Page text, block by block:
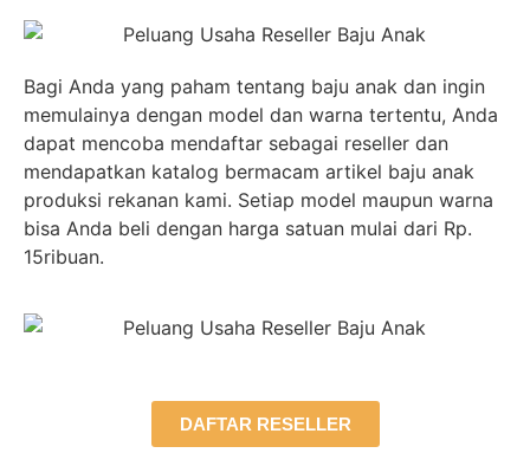
Bagi Anda yang paham tentang baju anak dan ingin
memulainya dengan model dan warna tertentu, Anda
dapat mencoba mendaftar sebagai reseller dan
mendapatkan katalog bermacam artikel baju anak
produksi rekanan kami. Setiap model maupun warna
bisa Anda beli dengan harga satuan mulai dari Rp.
15ribuan.
DAFTAR RESELLER